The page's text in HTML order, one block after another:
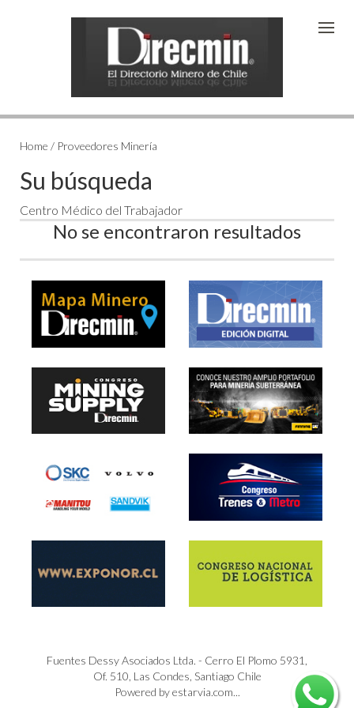
Home / Proveedores Minería
Su búsqueda
Centro Médico del Trabajador
No se encontraron resultados
Fuentes Dessy Asociados Ltda. - Cerro El Plomo 5931,
Of. 510, Las Condes, Santiago Chile
Powered by estarvia.com...